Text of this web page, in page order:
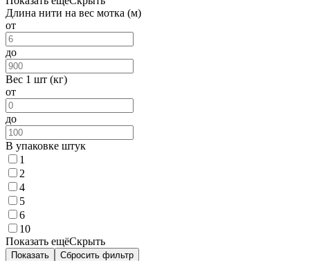
Длина нити на вес мотка (м)
от
до
Вес 1 шт (кг)
от
до
В упаковке штук
1
2
4
5
6
10
Показать ещёСкрыть
Показать Сбросить фильтр